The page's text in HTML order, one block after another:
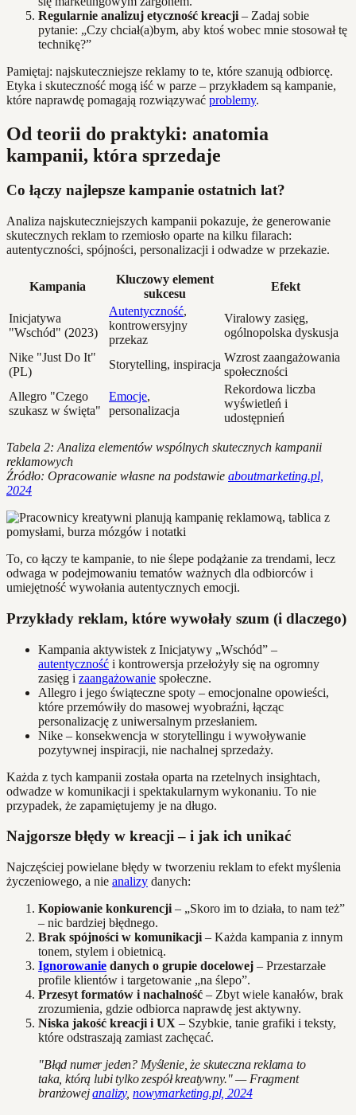
Regularnie analizuj etyczność kreacji – Zadaj sobie
pytanie: „Czy chciał(a)bym, aby ktoś wobec mnie stosował tę
technikę?”
Pamiętaj: najskuteczniejsze reklamy to te, które szanują odbiorcę.
Etyka i skuteczność mogą iść w parze – przykładem są kampanie,
które naprawdę pomagają rozwiązywać problemy.
Od teorii do praktyki: anatomia
kampanii, która sprzedaje
Co łączy najlepsze kampanie ostatnich lat?
Analiza najskuteczniejszych kampanii pokazuje, że generowanie
skutecznych reklam to rzemiosło oparte na kilku filarach:
autentyczności, spójności, personalizacji i odwadze w przekazie.
Kampania
Kluczowy element
sukcesu
Efekt
Inicjatywa
"Wschód" (2023)
Autentyczność,
kontrowersyjny
przekaz
Viralowy zasięg,
ogólnopolska dyskusja
Nike "Just Do It"
(PL)
Storytelling, inspiracja
Wzrost zaangażowania
społeczności
Allegro "Czego
szukasz w święta"
Emocje,
personalizacja
Rekordowa liczba
wyświetleń i
udostępnień
Tabela 2: Analiza elementów wspólnych skutecznych kampanii
reklamowych
Źródło: Opracowanie własne na podstawie aboutmarketing.pl,
2024
To, co łączy te kampanie, to nie ślepe podążanie za trendami, lecz
odwaga w podejmowaniu tematów ważnych dla odbiorców i
umiejętność wywołania autentycznych emocji.
Przykłady reklam, które wywołały szum (i dlaczego)
Kampania aktywistek z Inicjatywy „Wschód” –
autentyczność i kontrowersja przełożyły się na ogromny
zasięg i zaangażowanie społeczne.
Allegro i jego świąteczne spoty – emocjonalne opowieści,
które przemówiły do masowej wyobraźni, łącząc
personalizację z uniwersalnym przesłaniem.
Nike – konsekwencja w storytellingu i wywoływanie
pozytywnej inspiracji, nie nachalnej sprzedaży.
Każda z tych kampanii została oparta na rzetelnych insightach,
odwadze w komunikacji i spektakularnym wykonaniu. To nie
przypadek, że zapamiętujemy je na długo.
Najgorsze błędy w kreacji – i jak ich unikać
Najczęściej powielane błędy w tworzeniu reklam to efekt myślenia
życzeniowego, a nie analizy danych:
Kopiowanie konkurencji – „Skoro im to działa, to nam też”
– nic bardziej błędnego.
Brak spójności w komunikacji – Każda kampania z innym
tonem, stylem i obietnicą.
Ignorowanie danych o grupie docelowej – Przestarzałe
profile klientów i targetowanie „na ślepo”.
Przesyt formatów i nachalność – Zbyt wiele kanałów, brak
zrozumienia, gdzie odbiorca naprawdę jest aktywny.
Niska jakość kreacji i UX – Szybkie, tanie grafiki i teksty,
które odstraszają zamiast zachęcać.
"Błąd numer jeden? Myślenie, że skuteczna reklama to
taka, którą lubi tylko zespół kreatywny." — Fragment
branżowejanalizy, nowymarketing.pl, 2024